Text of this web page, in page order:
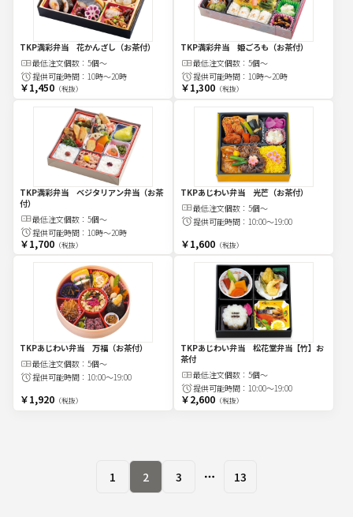
TKP満彩弁当 花かんざし（お茶付）
最低注文個数： 5個～
提供可能時間： 10時～20時
￥1,450（税抜）
TKP満彩弁当 姫ごろも（お茶付）
最低注文個数： 5個～
提供可能時間： 10時～20時
￥1,300（税抜）
TKP満彩弁当 ベジタリアン弁当（お茶
付）
最低注文個数： 5個～
提供可能時間： 10時～20時
￥1,700（税抜）
TKPあじわい弁当 光芒（お茶付）
最低注文個数： 5個～
提供可能時間： 10:00～19:00
￥1,600（税抜）
TKPあじわい弁当 万福（お茶付）
最低注文個数： 5個～
提供可能時間： 10:00～19:00
￥1,920（税抜）
TKPあじわい弁当 松花堂弁当【竹】お
茶付
最低注文個数： 5個～
提供可能時間： 10:00～19:00
￥2,600（税抜）
1 2 3 More pages
13